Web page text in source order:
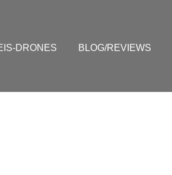
DRONES BLOG/REVIEWS